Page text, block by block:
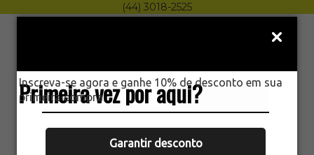
Primeira vez por aqui?
Inscreva-se agora e ganhe 10% de desconto em sua
primeira compra.
Garantir desconto
(44) 3018-2525
Menu
HOME
SPRAY REMOVEDOR GRAXA ÓLEO
FREIO EMBREAGEM LIQUI MOLY 500ML